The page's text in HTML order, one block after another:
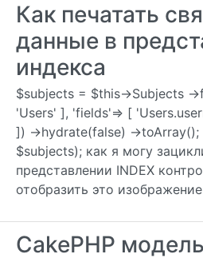
Как печатать
данные в
индекса
$subjects = $this->Subjects -
'Users' ], 'fields'=> [
]) ->hydrate(false) -
$subjects); как я могу
представлении INDEX
отобразить это изображение
CakePHP